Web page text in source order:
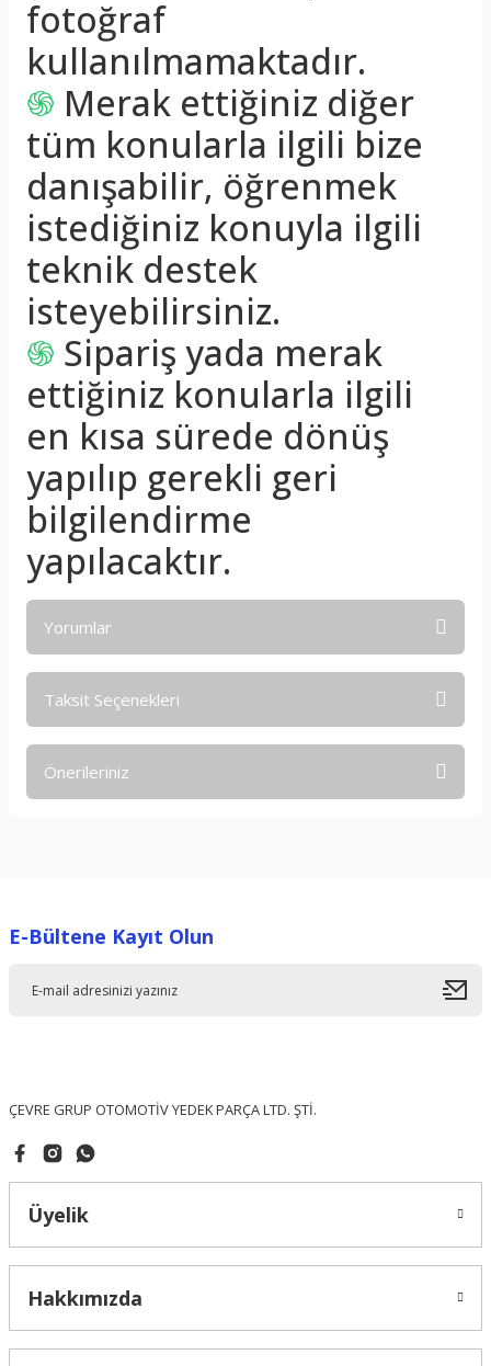
fotoğraf
kullanılmamaktadır.
֍ Merak ettiğiniz diğer
tüm konularla ilgili bize
danışabilir, öğrenmek
istediğiniz konuyla ilgili
teknik destek
isteyebilirsiniz.
֍ Sipariş yada merak
ettiğiniz konularla ilgili
en kısa sürede dönüş
yapılıp gerekli geri
bilgilendirme
yapılacaktır.
Yorumlar
Taksit Seçenekleri
Önerileriniz
Ürün resmi kalitesiz, bozuk veya görüntülenemiyor.
E-Bültene Kayıt Olun
ÇEVRE GRUP OTOMOTİV YEDEK PARÇA LTD. ŞTİ.
Üyelik
Hakkımızda